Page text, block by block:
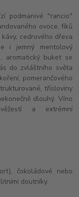
podmanivé "rancio"
ovoce, fíků
cedrového dřeva
i jemný mentolový
aromatický buket se
do zvláštního světa
pomerančového
třísloviny
dlouhý. Víno
a extrémní
čokoládové nebo
doutníky.